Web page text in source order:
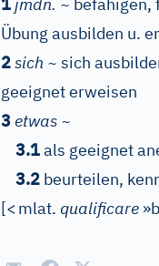
Übung ausbilden u.
2sich ~ sich
geeignet erweisen
3 etwas ~
3.1als geeignet
3.2 beurteilen,
[<mlat. qualificare